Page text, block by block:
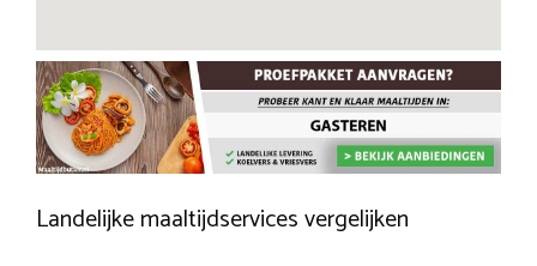
Landelijke maaltijdservices vergelijken